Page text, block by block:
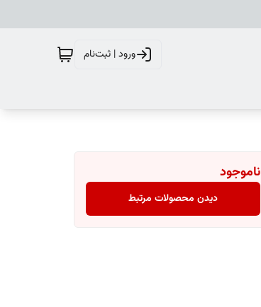
ورود | ثبت‌نام
ناموجود
دیدن محصولات مرتبط